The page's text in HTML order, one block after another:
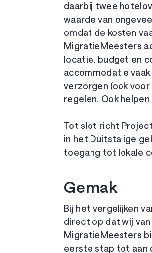
daarbij twee
waarde van
omdat de kosten
MigratieMeesters
locatie, budget en
accommodatie
verzorgen (ook
regelen. Ook
Tot slot richt
in het Duitstalige
toegang tot lokale
Gemak
Bij het vergelijken
direct op dat wij
MigratieMeesters
eerste stap tot aan